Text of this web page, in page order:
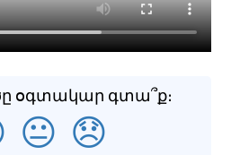
օգտակար գտա՞ք։
😐 😞